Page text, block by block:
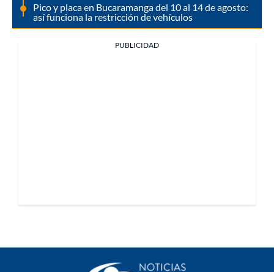
Pico y placa en Bucaramanga del 10 al 14 de agosto:
así funciona la restricción de vehículos
PUBLICIDAD